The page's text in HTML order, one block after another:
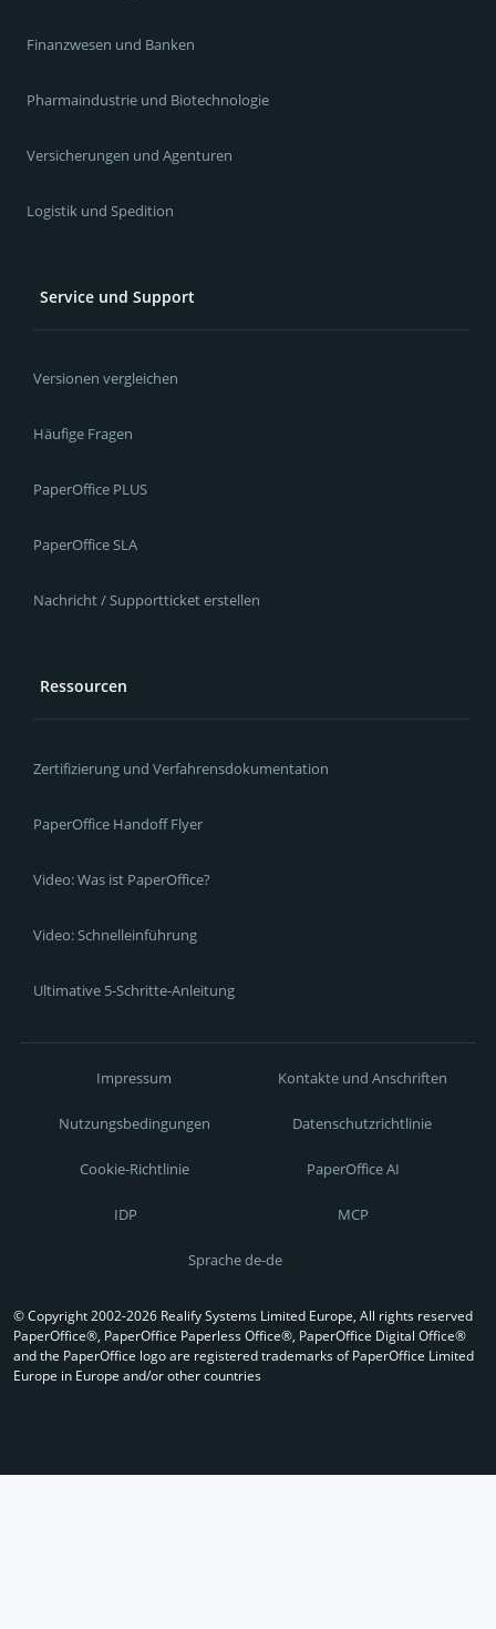
Finanzwesen und Banken
Pharmaindustrie und Biotechnologie
Versicherungen und Agenturen
Logistik und Spedition
Service und Support
Versionen vergleichen
Häufige Fragen
PaperOffice PLUS
PaperOffice SLA
Nachricht / Supportticket erstellen
Ressourcen
Zertifizierung und Verfahrensdokumentation
PaperOffice Handoff Flyer
Video: Was ist PaperOffice?
Video: Schnelleinführung
Ultimative 5-Schritte-Anleitung
Impressum Kontakte und Anschriften
Nutzungsbedingungen Datenschutzrichtlinie
Cookie-Richtlinie PaperOffice AI
IDP MCP
Sprache de-de
© Copyright 2002-2026 Realify Systems Limited Europe, All rights reserved
PaperOffice®, PaperOffice Paperless Office®, PaperOffice Digital Office®
and the PaperOffice logo are registered trademarks of PaperOffice Limited
Europe in Europe and/or other countries